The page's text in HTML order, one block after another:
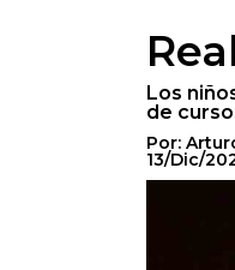
Los
de
Por:
13/Dic/